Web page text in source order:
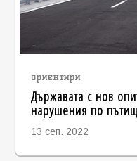
ориентири
Държавата с нов
нарушения по
13 сеп. 2022